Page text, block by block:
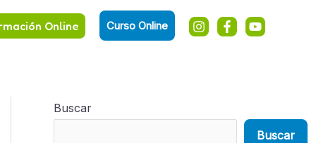
Online Curso Online
Buscar
Buscar